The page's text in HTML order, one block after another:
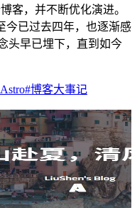
客，并不断优化演进。
今已过去四年，也逐渐感
头早已埋下，直到如今
#博客大事记